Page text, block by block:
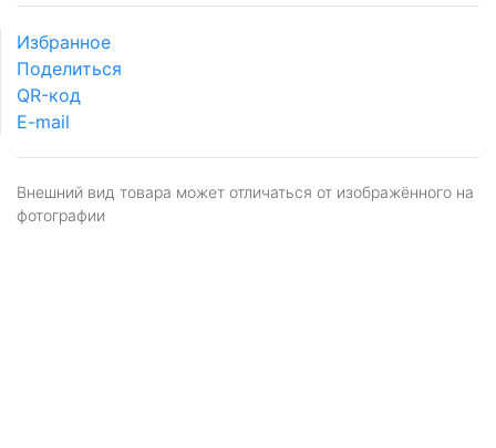
Избранное
Поделиться
QR-код
E-mail
Внешний вид товара может отличаться от изображённого на
фотографии